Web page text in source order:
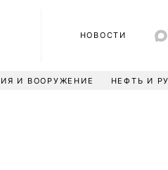
НОВОСТИ
И ВООРУЖЕНИЕ НЕФТЬ И